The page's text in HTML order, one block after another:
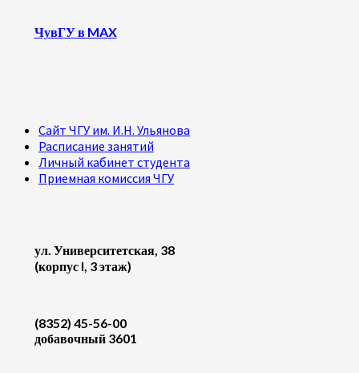
ЧувГУ в MAX
Сайт ЧГУ им. И.Н. Ульянова
Расписание занятий
Личный кабинет студента
Приемная комиссия ЧГУ
ул. Университетская, 38
(корпус I, 3 этаж)
(8352) 45-56-00
добавочный 3601